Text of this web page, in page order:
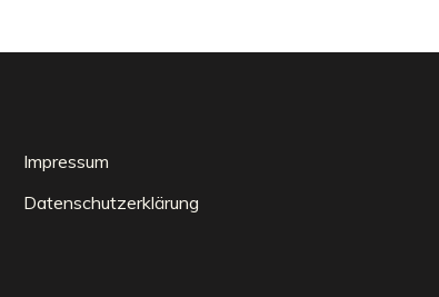
Impressum
Datenschutzerklärung